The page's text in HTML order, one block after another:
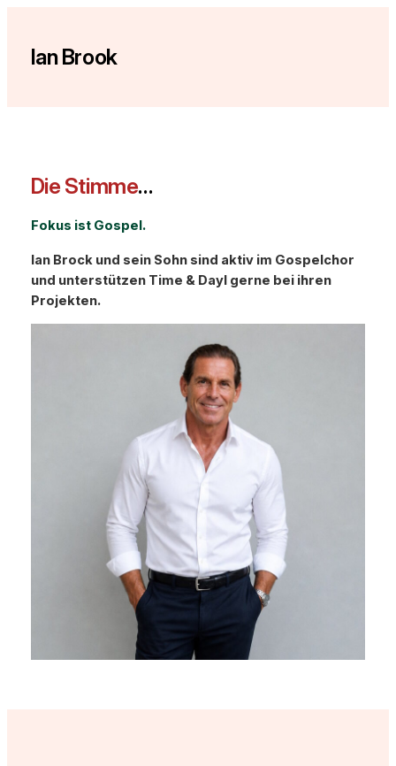
springen
Ian Brook
Die Stimme…
Fokus ist Gospel.
Ian Brock und sein Sohn sind aktiv im Gospelchor
und unterstützen Time & Dayl gerne bei ihren
Projekten.